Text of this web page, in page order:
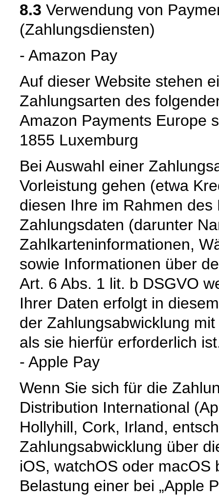
8.3 Verwendung von
(Zahlungsdiensten)
- Amazon Pay
Auf dieser Website stehen
Zahlungsarten des
Amazon Payments Europe
1855 Luxemburg
Bei Auswahl einer
Vorleistung gehen (etwa
diesen Ihre im Rahmen
Zahlungsdaten (darunter
Zahlkarteninformationen,
sowie Informationen über
Art. 6 Abs. 1 lit. b DSGVO
Ihrer Daten erfolgt in
der Zahlungsabwicklung
als sie hierfür erforderlich
- Apple Pay
Wenn Sie sich für die
Distribution International
Hollyhill, Cork, Irland,
Zahlungsabwicklung über
iOS, watchOS oder
Belastung einer bei „Apple